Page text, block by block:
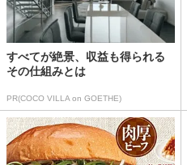
すべてが絶景、収益も得られる
その仕組みとは
PR(COCO VILLA on GOETHE)